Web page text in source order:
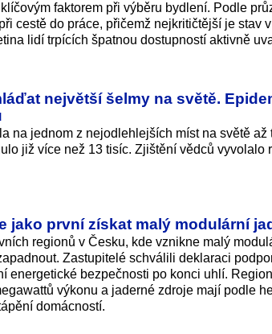
faktorem při výběru bydlení. Podle
cestě do práce, přičemž nejkritičtější je stav
lidí trpících špatnou dostupností aktivně
největší šelmy na světě.
na jednom z nejodlehlejších míst na světě až
již více než 13 tisíc. Zjištění vědců vyvolalo
jako první získat malý modulární
regionů v Česku, kde vznikne malý
Zastupitelé schválili deklaraci
energetické bezpečnosti po konci uhlí.
výkonu a jaderné zdroje mají podle
domácností.